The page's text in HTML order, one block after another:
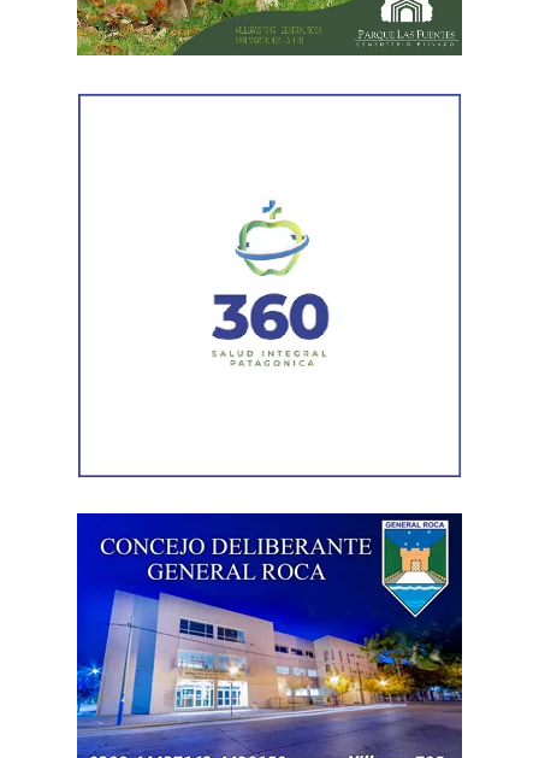
Nubosidad variable el fin de semana con ingreso de aire
polar a partir del domingo (09/08), con mínimas que